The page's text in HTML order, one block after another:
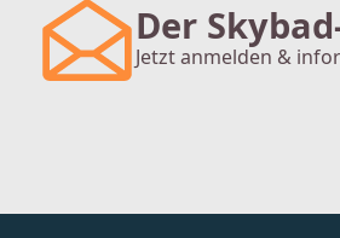
Der
Jetzt anmelden &